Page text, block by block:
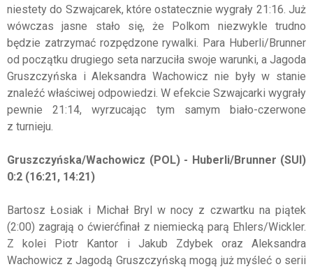
niestety do Szwajcarek, które ostatecznie wygrały 21:16. Już
wówczas jasne stało się, że Polkom niezwykle trudno
będzie zatrzymać rozpędzone rywalki. Para Huberli/Brunner
od początku drugiego seta narzuciła swoje warunki, a Jagoda
Gruszczyńska i Aleksandra Wachowicz nie były w stanie
znaleźć właściwej odpowiedzi. W efekcie Szwajcarki wygrały
pewnie 21:14, wyrzucając tym samym biało-czerwone
z turnieju.
Gruszczyńska/Wachowicz (POL) - Huberli/Brunner (SUI)
0:2 (16:21, 14:21)
Bartosz Łosiak i Michał Bryl w nocy z czwartku na piątek
(2:00) zagrają o ćwierćfinał z niemiecką parą Ehlers/Wickler.
Z kolei Piotr Kantor i Jakub Zdybek oraz Aleksandra
Wachowicz z Jagodą Gruszczyńską mogą już myśleć o serii